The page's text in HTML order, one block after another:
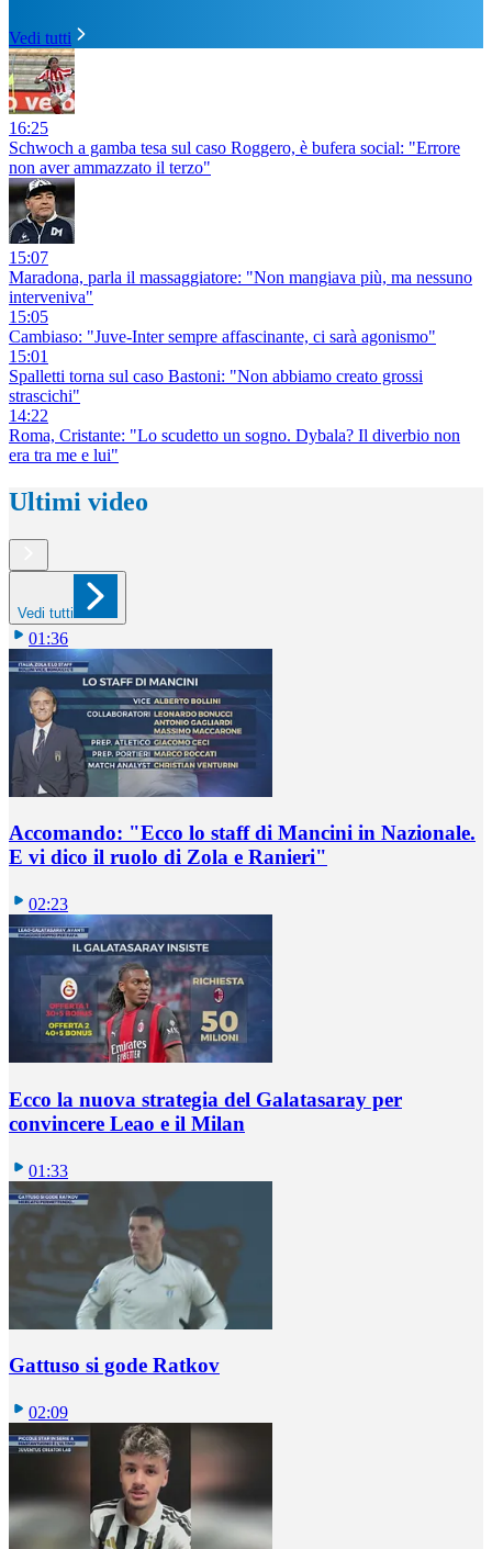
Vedi tutti
16:25
Schwoch a gamba tesa sul caso Roggero, è bufera social: "Errore
non aver ammazzato il terzo"
15:07
Maradona, parla il massaggiatore: "Non mangiava più, ma nessuno
interveniva"
15:05
Cambiaso: "Juve-Inter sempre affascinante, ci sarà agonismo"
15:01
Spalletti torna sul caso Bastoni: "Non abbiamo creato grossi
strascichi"
14:22
Roma, Cristante: "Lo scudetto un sogno. Dybala? Il diverbio non
era tra me e lui"
Ultimi video
Vedi tutti
01:36
Accomando: "Ecco lo staff di Mancini in Nazionale.
E vi dico il ruolo di Zola e Ranieri"
02:23
Ecco la nuova strategia del Galatasaray per
convincere Leao e il Milan
01:33
Gattuso si gode Ratkov
02:09